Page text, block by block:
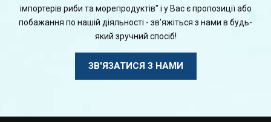
імпортерів риби та морепродуктів" і у Вас є пропозиції або
побажання по нашій діяльності - зв'яжіться з нами в будь-
який зручний спосіб!
ЗВ'ЯЗАТИСЯ З НАМИ